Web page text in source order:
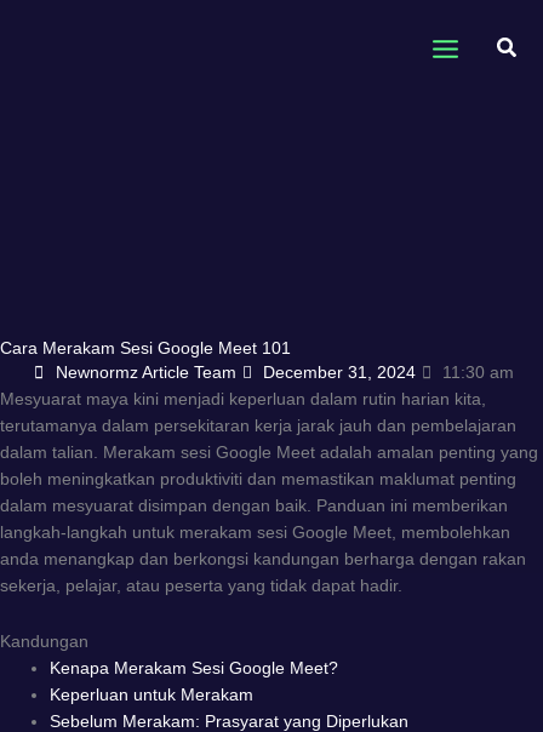
Cara Merakam Sesi Google Meet 101
Newnormz Article Team
December 31, 2024
11:30 am
Mesyuarat maya kini menjadi keperluan dalam rutin harian kita,
terutamanya dalam persekitaran kerja jarak jauh dan pembelajaran
dalam talian. Merakam sesi Google Meet adalah amalan penting yang
boleh meningkatkan produktiviti dan memastikan maklumat penting
dalam mesyuarat disimpan dengan baik. Panduan ini memberikan
langkah-langkah untuk merakam sesi Google Meet, membolehkan
anda menangkap dan berkongsi kandungan berharga dengan rakan
sekerja, pelajar, atau peserta yang tidak dapat hadir.
Kandungan
Kenapa Merakam Sesi Google Meet?
Keperluan untuk Merakam
Sebelum Merakam: Prasyarat yang Diperlukan